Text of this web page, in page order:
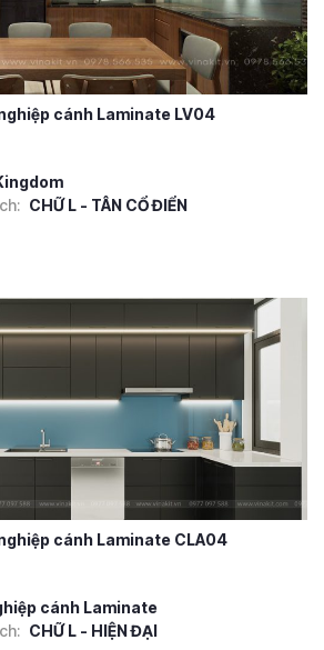
cánh Laminate LV04
CHỮ L - TÂN CỔ ĐIỂN
cánh Laminate CLA04
cánh Laminate
CHỮ L - HIỆN ĐẠI